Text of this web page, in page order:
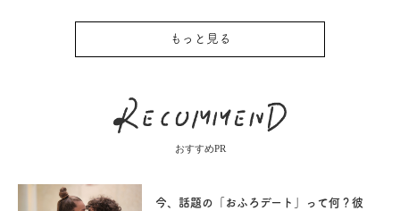
もっと見る
おすすめPR
今、話題の「おふろデート」って何？彼